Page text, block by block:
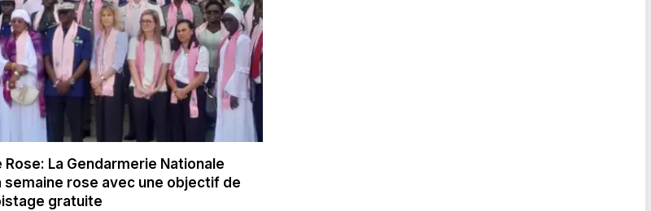
Rose: La Gendarmerie Nationale
semaine rose avec une objectif de
gratuite